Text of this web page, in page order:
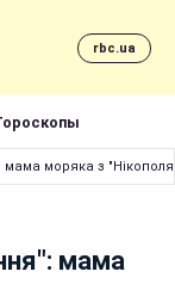
rbc.ua
моряка з
мама